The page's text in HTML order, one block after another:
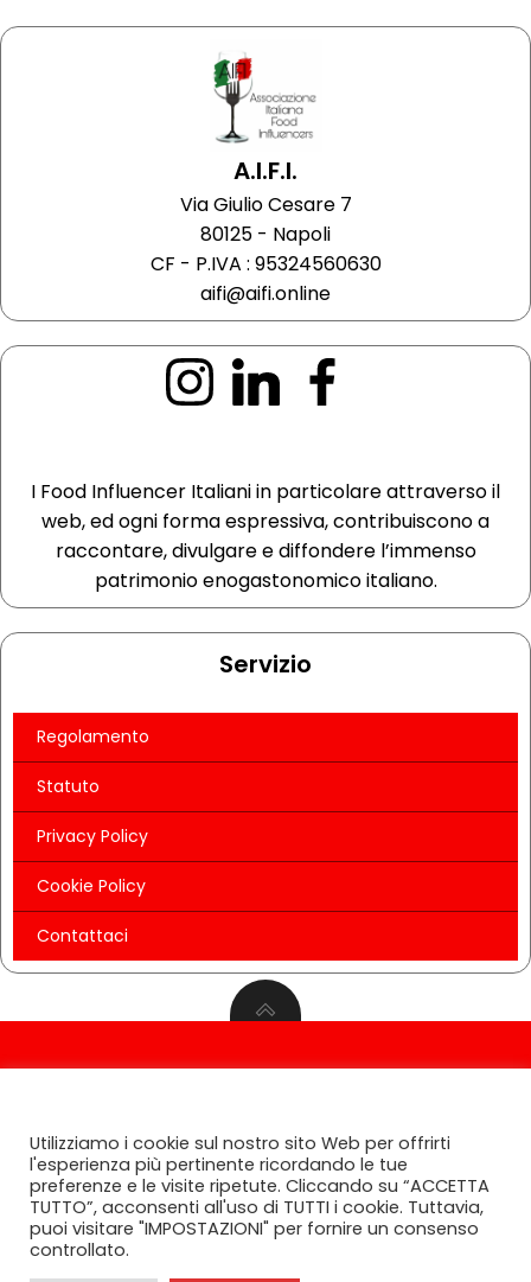
A.I.F.I.
Via Giulio Cesare 7
80125 - Napoli
CF - P.IVA : 95324560630
aifi@aifi.online
I Food Influencer Italiani in particolare attraverso il
web, ed ogni forma espressiva, contribuiscono a
raccontare, divulgare e diffondere l’immenso
patrimonio enogastonomico italiano.
Servizio
Regolamento
Statuto
Privacy Policy
Cookie Policy
Contattaci
2024
Utilizziamo i cookie sul nostro sito Web per offrirti
l'esperienza più pertinente ricordando le tue
preferenze e le visite ripetute. Cliccando su “ACCETTA
TUTTO”, acconsenti all'uso di TUTTI i cookie. Tuttavia,
puoi visitare "IMPOSTAZIONI" per fornire un consenso
controllato.